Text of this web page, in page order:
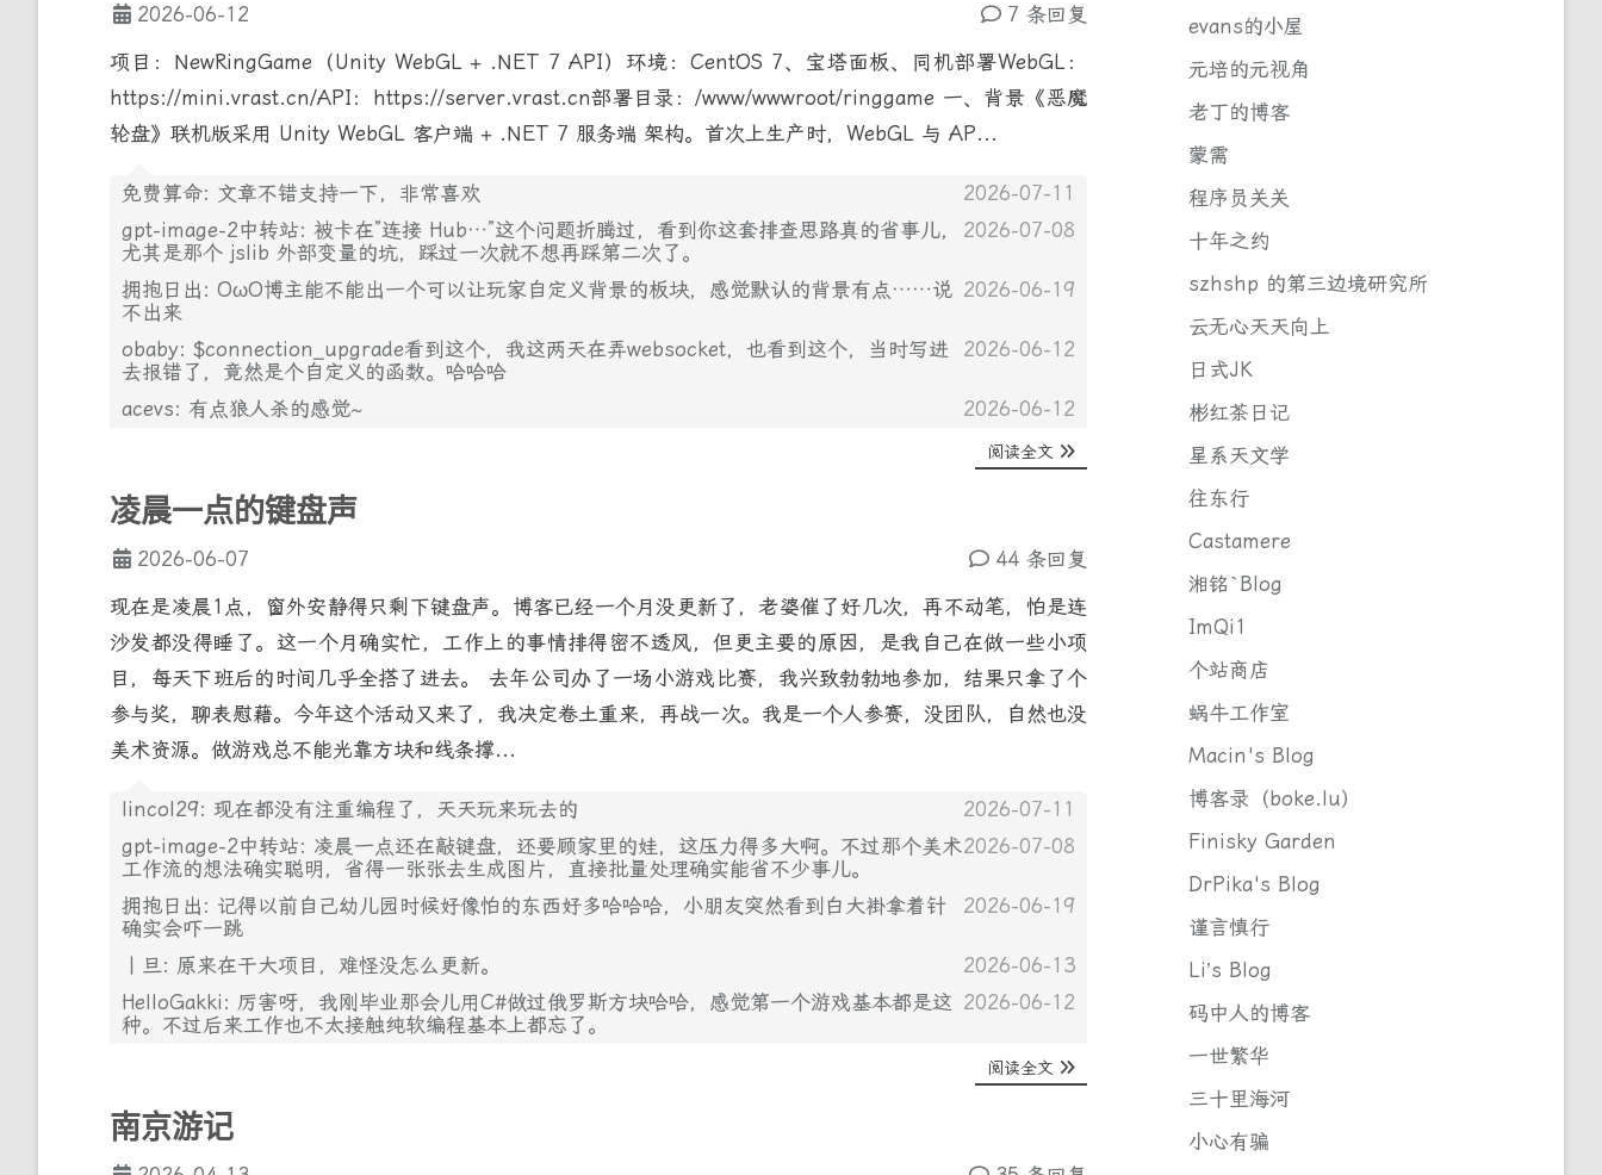
2026-06-12
7 条回复
项目：NewRingGame（Unity WebGL + .NET 7 API）环境：CentOS 7、宝塔面板、同机部署WebGL：
https://mini.vrast.cn/API：https://server.vrast.cn部署目录：/www/wwwroot/ringgame 一、背景《恶魔
轮盘》联机版采用 Unity WebGL 客户端 + .NET 7 服务端 架构。首次上生产时，WebGL 与 AP...
2026-07-11
免费算命: 文章不错支持一下，非常喜欢
2026-07-08
gpt-image-2中转站: 被卡在”连接 Hub…”这个问题折腾过，看到你这套排查思路真的省事儿，
尤其是那个 jslib 外部变量的坑，踩过一次就不想再踩第二次了。
2026-06-19
拥抱日出: OωO博主能不能出一个可以让玩家自定义背景的板块，感觉默认的背景有点……说
不出来
2026-06-12
obaby: $connection_upgrade看到这个，我这两天在弄websocket，也看到这个，当时写进
去报错了，竟然是个自定义的函数。哈哈哈
2026-06-12
acevs: 有点狼人杀的感觉~
阅读全文
凌晨一点的键盘声
2026-06-07
44 条回复
现在是凌晨1点，窗外安静得只剩下键盘声。博客已经一个月没更新了，老婆催了好几次，再不动笔，怕是连
沙发都没得睡了。这一个月确实忙，工作上的事情排得密不透风，但更主要的原因，是我自己在做一些小项
目，每天下班后的时间几乎全搭了进去。 去年公司办了一场小游戏比赛，我兴致勃勃地参加，结果只拿了个
参与奖，聊表慰藉。今年这个活动又来了，我决定卷土重来，再战一次。我是一个人参赛，没团队，自然也没
美术资源。做游戏总不能光靠方块和线条撑...
2026-07-11
lincol29: 现在都没有注重编程了，天天玩来玩去的
2026-07-08
gpt-image-2中转站: 凌晨一点还在敲键盘，还要顾家里的娃，这压力得多大啊。不过那个美术
工作流的想法确实聪明，省得一张张去生成图片，直接批量处理确实能省不少事儿。
2026-06-19
拥抱日出: 记得以前自己幼儿园时候好像怕的东西好多哈哈哈，小朋友突然看到白大褂拿着针
确实会吓一跳
2026-06-13
丨旦: 原来在干大项目，难怪没怎么更新。
2026-06-12
HelloGakki: 厉害呀，我刚毕业那会儿用C#做过俄罗斯方块哈哈，感觉第一个游戏基本都是这
种。不过后来工作也不太接触纯软编程基本上都忘了。
阅读全文
南京游记
evans的小屋
元培的元视角
老丁的博客
蒙需
程序员关关
十年之约
szhshp 的第三边境研究所
云无心天天向上
日式JK
彬红茶日记
星系天文学
往东行
Castamere
湘铭`Blog
ImQi1
个站商店
蜗牛工作室
Macin's Blog
博客录（boke.lu）
Finisky Garden
DrPika's Blog
谨言慎行
Li’s Blog
码中人的博客
一世繁华
三十里海河
小心有骗